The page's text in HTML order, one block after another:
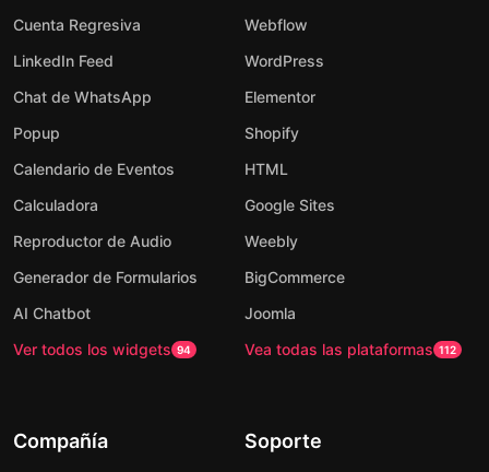
Cuenta Regresiva
LinkedIn Feed
Chat de WhatsApp
Popup
Calendario de Eventos
Calculadora
Reproductor de Audio
Generador de Formularios
AI Chatbot
Ver todos los widgets 94
Webflow
WordPress
Elementor
Shopify
HTML
Google Sites
Weebly
BigCommerce
Joomla
Vea todas las plataformas 112
Compañía Soporte